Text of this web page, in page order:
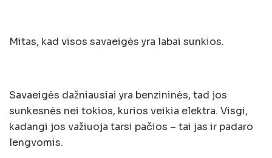
Mitas, kad visos savaeigės yra labai sunkios.
Savaeigės dažniausiai yra benzininės, tad jos
sunkesnės nei tokios, kurios veikia elektra. Visgi,
kadangi jos važiuoja tarsi pačios – tai jas ir padaro
lengvomis.